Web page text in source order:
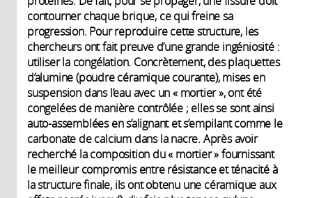
contourner chaque brique, ce qui freine sa
progression. Pour reproduire cette structure, les
chercheurs ont fait preuve d’une grande ingéniosité :
utiliser la congélation. Concrètement, des plaquettes
d’alumine (poudre céramique courante), mises en
suspension dans l’eau avec un « mortier », ont été
congelées de manière contrôlée ; elles se sont ainsi
auto-assemblées en s’alignant et s’empilant comme le
carbonate de calcium dans la nacre. Après avoir
recherché la composition du « mortier » fournissant
le meilleur compromis entre résistance et ténacité à
la structure finale, ils ont obtenu une céramique aux